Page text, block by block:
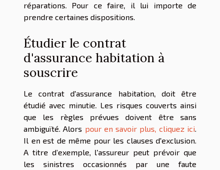
réparations. Pour ce faire, il lui importe de
prendre certaines dispositions.
Étudier le contrat
d'assurance habitation à
souscrire
Le contrat d'assurance habitation, doit être
étudié avec minutie. Les risques couverts ainsi
que les règles prévues doivent être sans
ambiguïté. Alors pour en savoir plus, cliquez ici
Il en est de même pour les clauses d'exclusion.
A titre d’exemple, l'assureur peut prévoir que
les sinistres occasionnés par une faute